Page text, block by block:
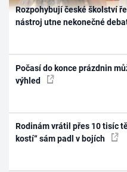
Rozpohybují české školství
nástroj utne nekonečné
Počasí do konce prázdnin
výhled
Rodinám vrátil přes 10 tisíc
kostí“ sám padl v bojích